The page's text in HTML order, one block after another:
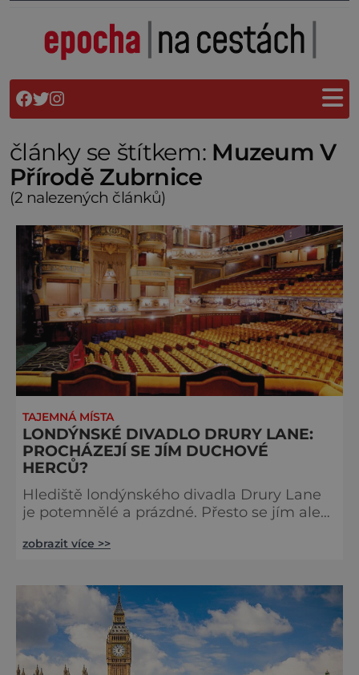
články se štítkem: Muzeum V
Přírodě Zubrnice
(2 nalezených článků)
TAJEMNÁ MÍSTA
LONDÝNSKÉ DIVADLO DRURY LANE:
PROCHÁZEJÍ SE JÍM DUCHOVÉ
HERCŮ?
Hlediště londýnského divadla Drury Lane
je potemnělé a prázdné. Přesto se jím ale
jakési mumlání, z nedaleké chodby čísi
totiž údajně straší. Stavbu londýnského
divadla Drury Lane dotoval bohatý herec a
divadelník ze 17. století jménem Thomas
zobrazit více >>